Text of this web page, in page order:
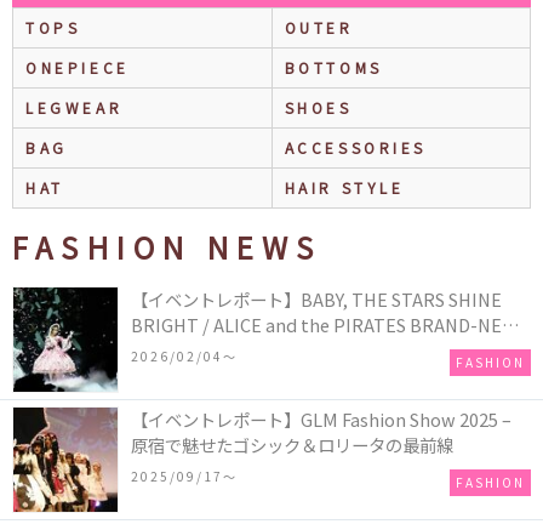
TOPS
OUTER
ONEPIECE
BOTTOMS
LEGWEAR
SHOES
BAG
ACCESSORIES
HAT
HAIR STYLE
FASHION NEWS
【イベントレポート】BABY, THE STARS SHINE
BRIGHT / ALICE and the PIRATES BRAND-NEW
COLLECTION in TOKYO
2026/02/04〜 FASHION
【イベントレポート】GLM Fashion Show 2025 –
原宿で魅せたゴシック＆ロリータの最前線
2025/09/17〜 FASHION